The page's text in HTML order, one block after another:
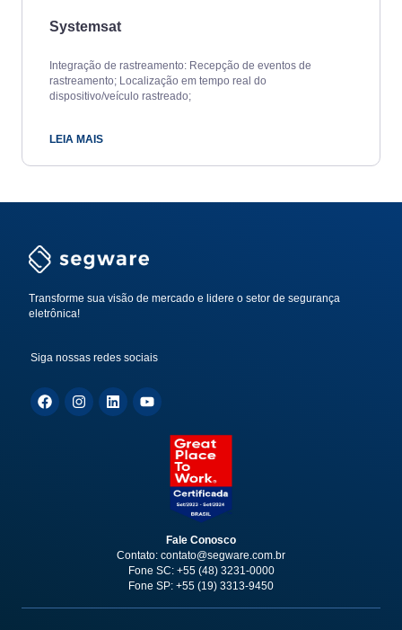
Systemsat
Integração de rastreamento: Recepção de eventos de
rastreamento; Localização em tempo real do
dispositivo/veículo rastreado;
LEIA MAIS
Transforme sua visão de mercado e lidere o setor de segurança
eletrônica!
Siga nossas redes sociais
Fale Conosco
Contato: contato@segware.com.br
Fone SC: +55 (48) 3231-0000
Fone SP: +55 (19) 3313-9450